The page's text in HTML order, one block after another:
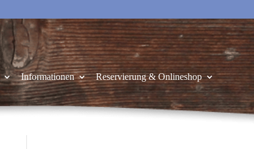
Informationen Reservierung & Onlineshop